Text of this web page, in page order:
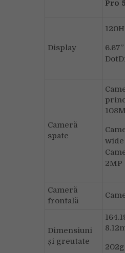
Pro
Display
Cameră
spate
2MP
Cameră
frontală
Dimensiuni
și greutate
202g